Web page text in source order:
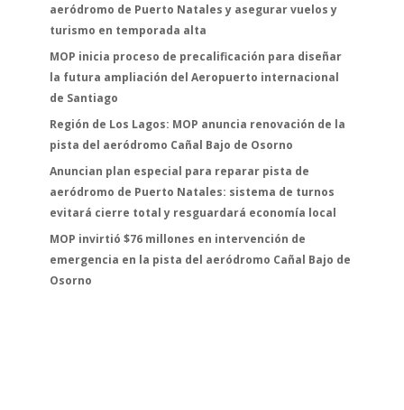
aeródromo de Puerto Natales y asegurar vuelos y
turismo en temporada alta
MOP inicia proceso de precalificación para diseñar
la futura ampliación del Aeropuerto internacional
de Santiago
Región de Los Lagos: MOP anuncia renovación de la
pista del aeródromo Cañal Bajo de Osorno
Anuncian plan especial para reparar pista de
aeródromo de Puerto Natales: sistema de turnos
evitará cierre total y resguardará economía local
MOP invirtió $76 millones en intervención de
emergencia en la pista del aeródromo Cañal Bajo de
Osorno